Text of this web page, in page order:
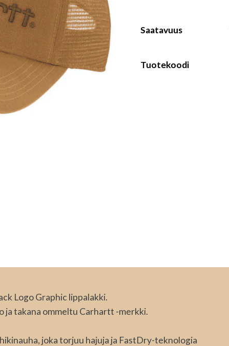
Saatavuus
Tuotekoodi
Logo Graphic lippalakki.
takana ommeltu Carhartt -merkki.
joka torjuu hajuja ja FastDry-teknologia